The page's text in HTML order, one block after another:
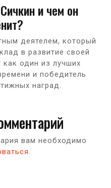
и чем он
деятелем, который
в развитие своей
как один из лучших
и победитель
наград.
вам необходимо